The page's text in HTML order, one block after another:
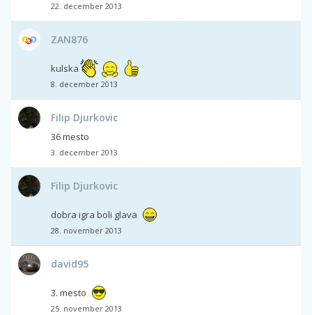
22. december 2013
ZAN876
kulska
8. december 2013
Filip Djurkovic
36 mesto
3. december 2013
Filip Djurkovic
dobra igra boli glava
28. november 2013
david95
3. mesto
25. november 2013